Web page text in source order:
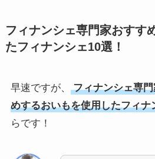
フィナンシェ専門家おすす
たフィナンシェ10選！
早速ですが、
フィナンシェ専
めするおいもを使用したフィナ
らです！